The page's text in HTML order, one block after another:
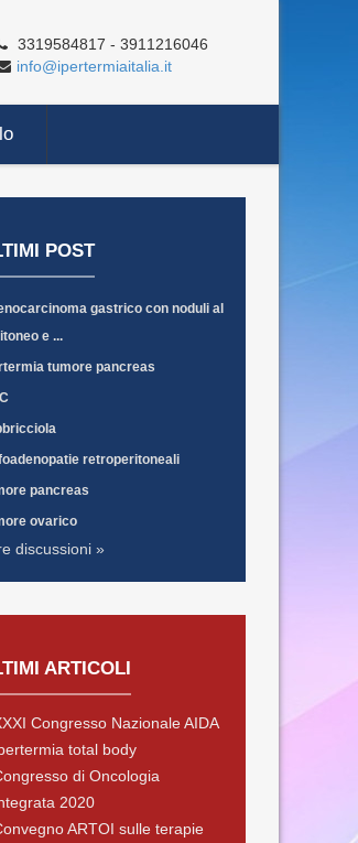
3319584817 - 3911216046
info@ipertermiaitalia.it
POST
gastrico con noduli al
e ...
tumore pancreas
retroperitoneali
pancreas
ovarico
discussioni »
ARTICOLI
Congresso Nazionale AIDA
total body
di Oncologia
2020
ARTOI sulle terapie